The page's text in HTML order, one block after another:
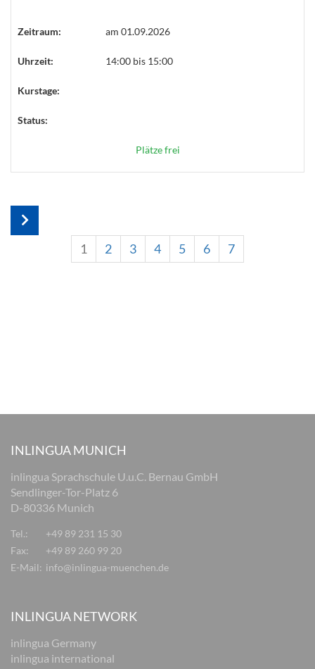
Zeitraum: am 01.09.2026
Uhrzeit: 14:00 bis 15:00
Kurstage:
Status:
Plätze frei
1 2 3 4 5 6 7
INLINGUA MUNICH
inlingua Sprachschule U.u.C. Bernau GmbH
Sendlinger-Tor-Platz 6
D-80336 Munich
Tel.:
+49 89 231 15 30
Fax:
+49 89 260 99 20
E-Mail: info@inlingua-muenchen.de
INLINGUA NETWORK
inlingua Germany
inlingua international